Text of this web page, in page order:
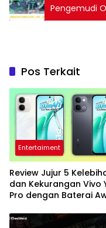
Pengemudi
Diketahui
Pos Terkait
Entertaiment
Review Jujur 5
dan Kekurangan Vivo
Pro dengan Baterai